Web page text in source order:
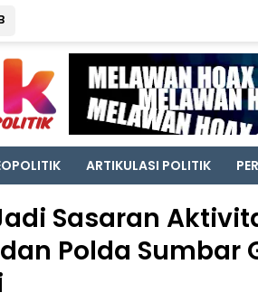
ARTIKULASI POLITIK
Sasaran
Polda Sumbar